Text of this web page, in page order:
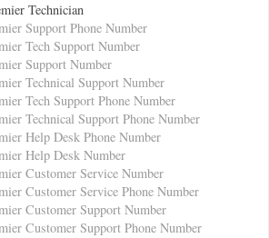
Technician
Support Phone Number
Tech Support Number
Support Number
Technical Support Number
Tech Support Phone Number
Technical Support Phone Number
Help Desk Phone Number
Help Desk Number
Customer Service Number
Customer Service Phone Number
Customer Support Number
Customer Support Phone Number